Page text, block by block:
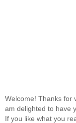
Welcome! Thanks for
am delighted to have
If you like what you